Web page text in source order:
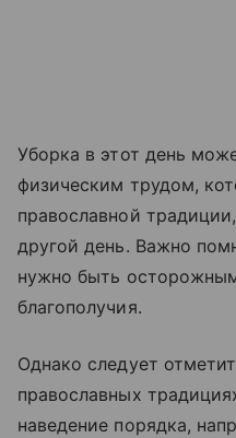
Уборка в этот день
физическим трудом,
православной
другой день. Важно
нужно быть
благополучия.
Однако следует
православных
наведение порядка,